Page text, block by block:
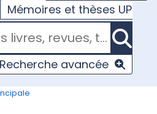
Mémoires et thèses UPJV
Recherche avancée